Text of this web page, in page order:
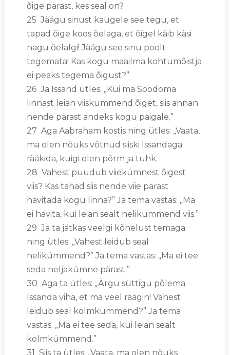
õige pärast, kes seal on?
25 Jäägu sinust kaugele see tegu, et
tapad õige koos õelaga, et õigel käib käsi
nagu õelalgi! Jäägu see sinu poolt
tegemata! Kas kogu maailma kohtumõistja
ei peaks tegema õigust?”
26 Ja Issand ütles: „Kui ma Soodoma
linnast leian viiskümmend õiget, siis annan
nende pärast andeks kogu paigale.”
27 Aga Aabraham kostis ning ütles: „Vaata,
ma olen nõuks võtnud siiski Issandaga
rääkida, kuigi olen põrm ja tuhk.
28 Vahest puudub viiekümnest õigest
viis? Kas tahad siis nende viie pärast
hävitada kogu linna?” Ja tema vastas: „Ma
ei hävita, kui leian sealt nelikümmend viis.”
29 Ja ta jätkas veelgi kõnelust temaga
ning ütles: „Vahest leidub seal
nelikümmend?” Ja tema vastas: „Ma ei tee
seda neljakümne pärast.”
30 Aga ta ütles: „Ärgu süttigu põlema
Issanda viha, et ma veel räägin! Vahest
leidub seal kolmkümmend?” Ja tema
vastas: „Ma ei tee seda, kui leian sealt
kolmkümmend.”
31 Siis ta ütles: „Vaata, ma olen nõuks